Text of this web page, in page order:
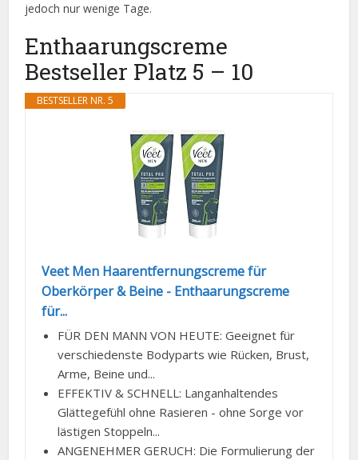
jedoch nur wenige Tage.
Enthaarungscreme
Bestseller Platz 5 – 10
BESTSELLER NR. 5
Veet Men Haarentfernungscreme für
Oberkörper & Beine - Enthaarungscreme
für...
FÜR DEN MANN VON HEUTE: Geeignet für
verschiedenste Bodyparts wie Rücken, Brust,
Arme, Beine und...
EFFEKTIV & SCHNELL: Langanhaltendes
Glättegefühl ohne Rasieren - ohne Sorge vor
lästigen Stoppeln...
ANGENEHMER GERUCH: Die Formulierung der